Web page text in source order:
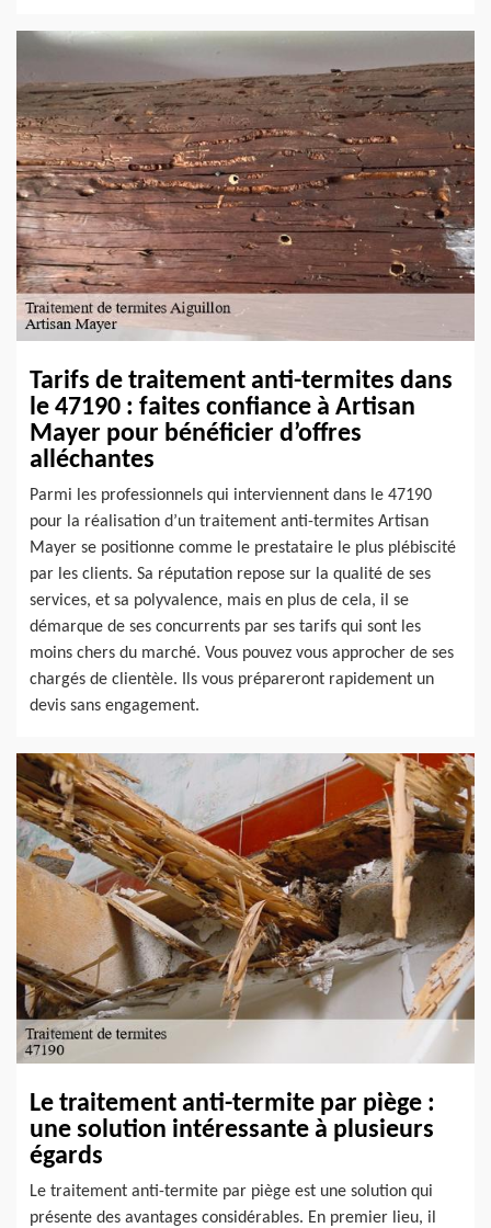
Tarifs de traitement anti-termites dans
le 47190 : faites confiance à Artisan
Mayer pour bénéficier d’offres
alléchantes
Parmi les professionnels qui interviennent dans le 47190
pour la réalisation d’un traitement anti-termites Artisan
Mayer se positionne comme le prestataire le plus plébiscité
par les clients. Sa réputation repose sur la qualité de ses
services, et sa polyvalence, mais en plus de cela, il se
démarque de ses concurrents par ses tarifs qui sont les
moins chers du marché. Vous pouvez vous approcher de ses
chargés de clientèle. Ils vous prépareront rapidement un
devis sans engagement.
Le traitement anti-termite par piège :
une solution intéressante à plusieurs
égards
Le traitement anti-termite par piège est une solution qui
présente des avantages considérables. En premier lieu, il